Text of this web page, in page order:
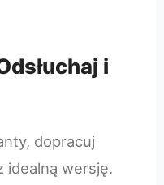
i
dopracuj
idealną wersję.